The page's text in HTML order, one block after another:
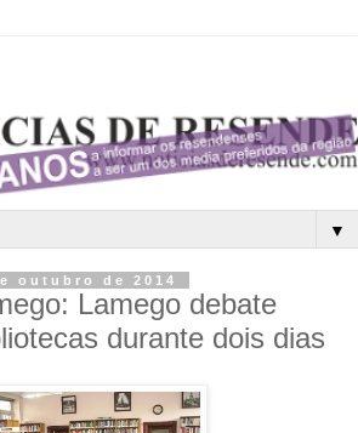
▼
outubro de 2014
Lamego debate
durante dois dias